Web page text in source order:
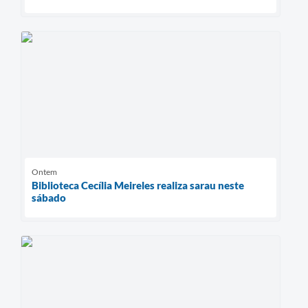
Ontem
Biblioteca Cecília Meireles realiza sarau neste
sábado